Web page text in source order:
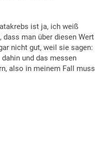
ist ja, ich weiß
dass man über diesen Wert
nicht gut, weil sie sagen:
und das messen
also in meinem Fall muss